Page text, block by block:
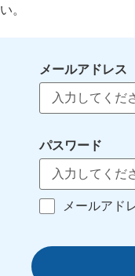
い。
メールアドレス
パスワード
メールアド